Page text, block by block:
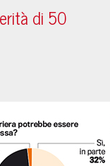
di 50